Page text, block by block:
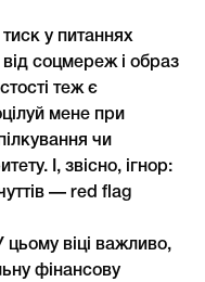
у питаннях
від соцмереж і образ
теж є
мене при
чи
І, звісно, ігнор:
— red flag
цьому віці важливо,
фінансову